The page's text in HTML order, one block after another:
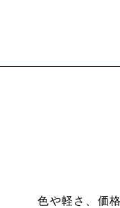
色や軽さ、価